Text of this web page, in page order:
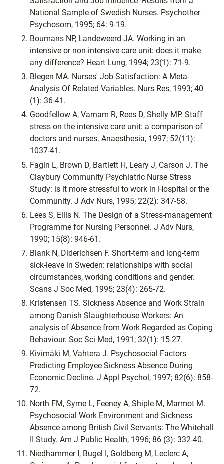
National Sample of Swedish Nurses. Psychother
Psychosom, 1995; 64: 9-19.
Boumans NP, Landeweerd JA. Working in an
intensive or non-intensive care unit: does it make
any difference? Heart Lung, 1994; 23(1): 71-9.
Blegen MA. Nurses' Job Satisfaction: A Meta-
Analysis Of Related Variables. Nurs Res, 1993; 40
(1): 36-41.
Goodfellow A, Varnam R, Rees D, Shelly MP. Staff
stress on the intensive care unit: a comparison of
doctors and nurses. Anaesthesia, 1997; 52(11):
1037-41.
Fagin L, Brown D, Bartlett H, Leary J, Carson J. The
Claybury Community Psychiatric Nurse Stress
Study: is it more stressful to work in Hospital or the
Community. J Adv Nurs, 1995; 22(2): 347-58.
Lees S, Ellis N. The Design of a Stress-management
Programme for Nursing Personnel. J Adv Nurs,
1990; 15(8): 946-61.
Blank N, Diderichsen F. Short-term and long-term
sick-leave in Sweden: relationships with social
circumstances, working conditions and gender.
Scans J Soc Med, 1995; 23(4): 265-72.
Kristensen TS. Sickness Absence and Work Strain
among Danish Slaughterhouse Workers: An
analysis of Absence from Work Regarded as Coping
Behaviour. Soc Sci Med, 1991; 32(1): 15-27.
Kivimäki M, Vahtera J. Psychosocial Factors
Predicting Employee Sickness Absence During
Economic Decline. J Appl Psychol, 1997; 82(6): 858-
72.
North FM, Syme L, Feeney A, Shiple M, Marmot M.
Psychosocial Work Environment and Sickness
Absence among British Civil Servants: The Whitehall
II Study. Am J Public Health, 1996; 86 (3): 332-40.
Niedhammer I, Bugel I, Goldberg M, Leclerc A,